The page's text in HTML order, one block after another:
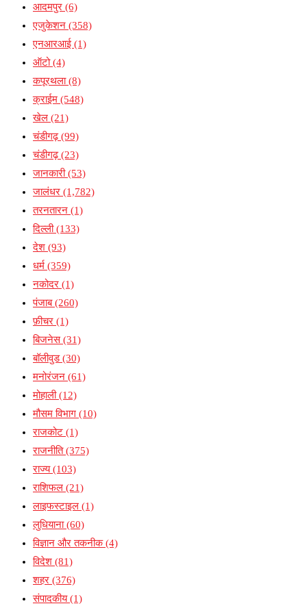
आदमपुर (6)
एजुकेशन (358)
एनआरआई (1)
ऑटो(4)
कपूरथला(8)
क्राईम (548)
खेल (21)
चंडीगढ़(99)
चंडीगढ़(23)
जानकारी(53)
जालंधर (1,782)
तरनतारन (1)
दिल्ली(133)
देश (93)
धर्म (359)
नकोदर (1)
पंजाब(260)
फ़ीचर (1)
बिजनेस(31)
बॉलीवुड(30)
मनोरंजन (61)
मोहाली(12)
मौसम विभाग (10)
राजकोट (1)
राजनीति(375)
राज्य(103)
राशिफल (21)
लाइफस्टाइल (1)
लुधियाना(60)
विज्ञान और तकनीक(4)
विदेश (81)
शहर (376)
संपादकीय(1)